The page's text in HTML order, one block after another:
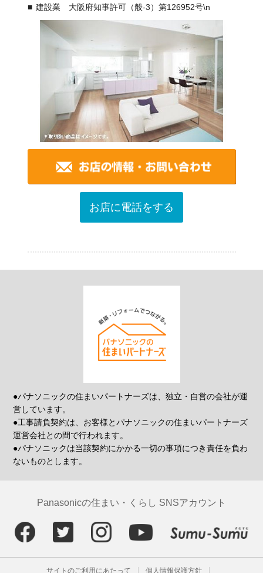
建設業 大阪府知事許可（般-3）第126952号\n
お店に電話をする
●パナソニックの住まいパートナーズは、独立・自営の会社が運
営しています。
●工事請負契約は、お客様とパナソニックの住まいパートナーズ
運営会社との間で行われます。
●パナソニックは当該契約にかかる一切の事項につき責任を負わ
ないものとします。
Panasonicの住まい・くらし SNSアカウント
サイトのご利用にあたって 個人情報保護方針